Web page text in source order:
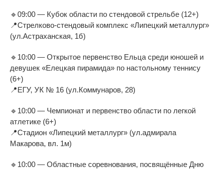
🔹09:00 — Кубок области по стендовой стрельбе (12+)
📍Стрелково-стендовый комплекс «Липецкий металлург»
(ул.Астраханская, 1б)
🔹10:00 — Открытое первенство Ельца среди юношей и
девушек «Елецкая пирамида» по настольному теннису
(6+)
📍ЕГУ, УК № 16 (ул.Коммунаров, 28)
🔹10:00 — Чемпионат и первенство области по легкой
атлетике (6+)
📍Стадион «Липецкий металлург» (ул.адмирала
Макарова, вл. 1м)
🔹10:00 — Областные соревнования, посвящённые Дню